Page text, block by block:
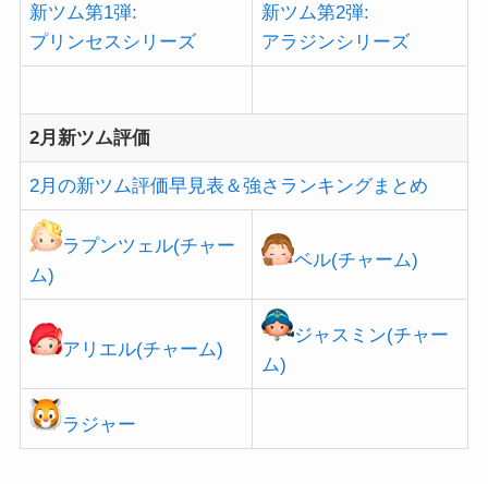
新ツム第1弾:
プリンセスシリーズ
新ツム第2弾:
アラジンシリーズ
2月新ツム評価
2月の新ツム評価早見表＆強さランキングまとめ
ラプンツェル(チャー
ム)
ベル(チャーム)
アリエル(チャーム)
ジャスミン(チャー
ム)
ラジャー